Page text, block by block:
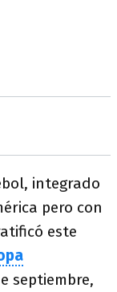
integrado
pero con
este
septiembre,